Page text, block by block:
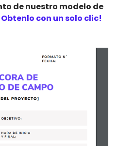
de nuestro modelo de
con un solo clic!